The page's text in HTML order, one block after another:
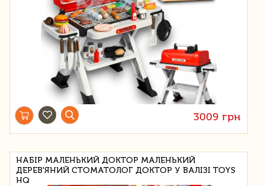
3009 грн
НАБІР МАЛЕНЬКИЙ ДОКТОР МАЛЕНЬКИЙ
ДЕРЕВ'ЯНИЙ СТОМАТОЛОГ ДОКТОР У ВАЛІЗІ TOYS
HQ